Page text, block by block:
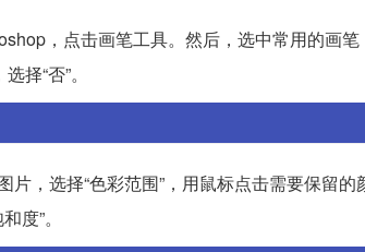
，点击画笔工具。然后，选中常用的画
择“否”。
，选择“色彩范围”，用鼠标点击需要保留的
度”。